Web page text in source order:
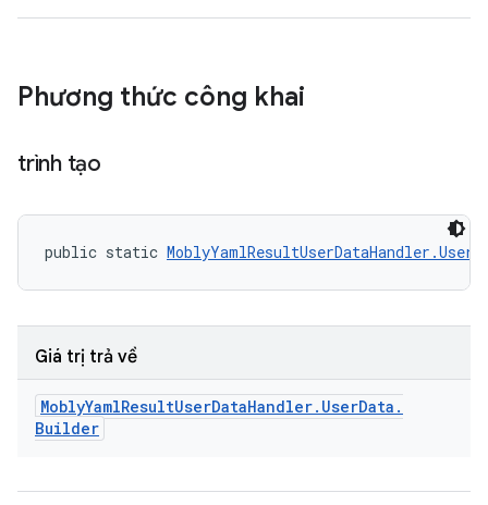
Phương thức công khai
trình tạo
public static
Giá trị trả về
MoblyYamlResultUserDataHandler. UserData .
Builder